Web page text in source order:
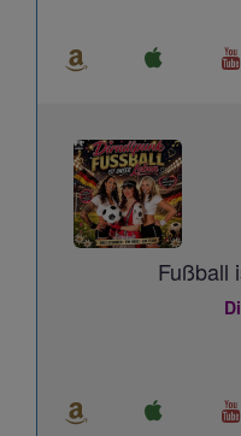
Fußball